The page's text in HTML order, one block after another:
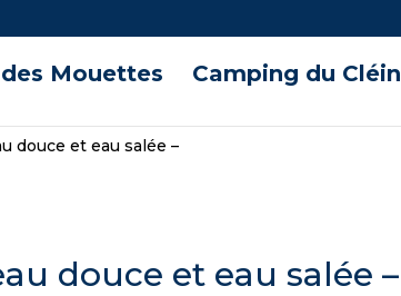
Mouettes Camping du Cléin
douce et eau salée –
douce et eau salée –